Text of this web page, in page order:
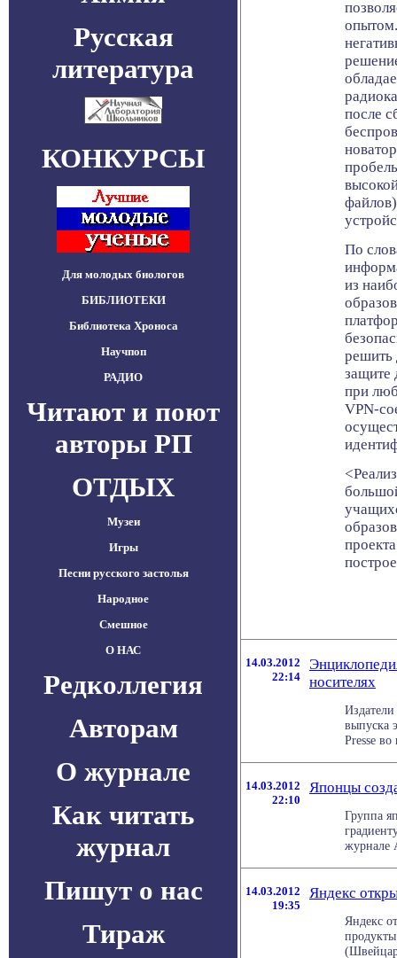
Русская
литература
КОНКУРСЫ
Для молодых биологов
БИБЛИОТЕКИ
Библиотека Хроноса
Научпоп
РАДИО
Читают и поют
авторы РП
ОТДЫХ
Музеи
Игры
Песни русского застолья
Народное
Смешное
О НАС
Редколлегия
Авторам
О журнале
Как читать
журнал
Пишут о нас
Тираж
после
По
из
решить
защите
при
VPN-
14.03.2012
22:14
носителях
выпуска
Presse
14.03.2012
22:10
Японцы
Группа
журнале
14.03.2012
19:35
Яндекс
Яндекс